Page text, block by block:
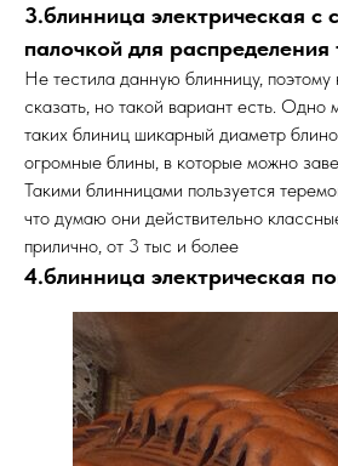
3.блинница электрическая с
палочкой для распределения
Не тестила данную блинницу, поэтому
сказать, но такой вариант есть. Одно
таких блиниц шикарный диаметр
огромные блины, в которые можно
Такими блинницами пользуется
что думаю они действительно
прилично, от 3 тыс и более
4.блинница электрическая